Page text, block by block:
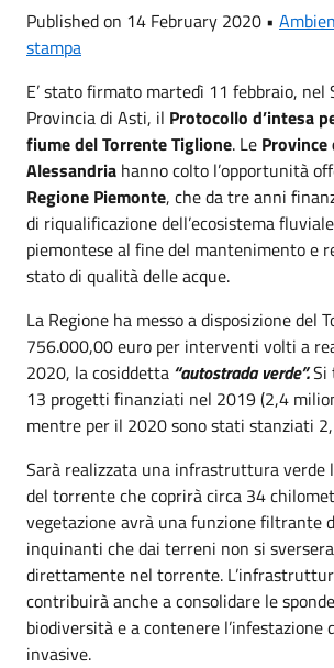
Published on 14 February 2020 •
stampa
E’ stato firmato martedì 11 febbraio, nel
Provincia di Asti, il Protocollo d’intesa
fiume del Torrente Tiglione. Le
Alessandria hanno colto l’opportunità
Regione Piemonte, che da tre anni
di riqualificazione dell’ecosistema
piemontese al fine del mantenimento e
stato di qualità delle acque.
La Regione ha messo a disposizione del
756.000,00 euro per interventi volti a
2020, la cosiddetta “autostrada verde”.Si
13 progetti finanziati nel 2019 (2,4
mentre per il 2020 sono stati stanziati
Sarà realizzata una infrastruttura verde
del torrente che coprirà circa 34
vegetazione avrà una funzione filtrante
inquinanti che dai terreni non si
direttamente nel torrente.
contribuirà anche a consolidare le
biodiversità e a contenere l’infestazione
invasive.